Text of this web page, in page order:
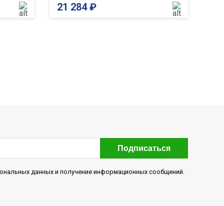
21 284₽
Подписаться
данных и получение информационных сообщений.